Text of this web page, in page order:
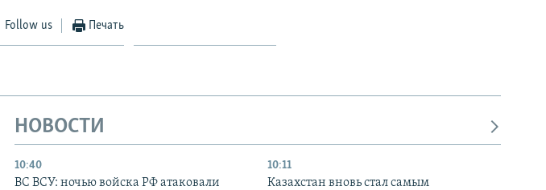
Follow us Печать
НОВОСТИ
10:40
ВС ВСУ: ночью войска РФ атаковали
10:11
Казахстан вновь стал самым